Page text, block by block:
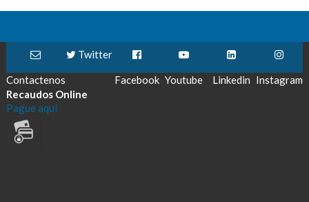
Contactenos
Twitter
Facebook Youtube Linkedin Instagram
Recaudos Online
Pague aquí